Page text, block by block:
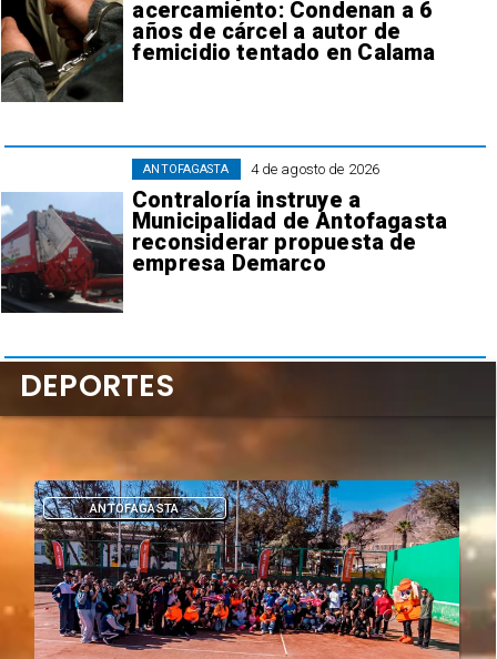
acercamiento: Condenan a 6
años de cárcel a autor de
femicidio tentado en Calama
4 de agosto de 2026
Contraloría instruye a
Municipalidad de Antofagasta
reconsiderar propuesta de
empresa Demarco
ANTOFAGASTA
DEPORTES
DEPORTES